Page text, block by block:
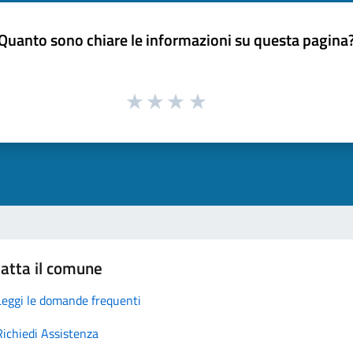
sono chiare le informazioni su questa
il comune
le domande frequenti
Assistenza